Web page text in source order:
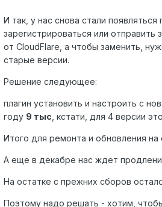
И так, у нас снова стали
зарегистрироваться или
от CloudFlare, а чтобы заменить,
старые версии.
Решение следующее:
плагин установить и настроить с
году 9 тыс , кстати, для 4 версии
Итого для ремонта и обновления
А еще в декабре нас ждет
На остатке с прежних сборов
Поэтому надо решать - хотим,